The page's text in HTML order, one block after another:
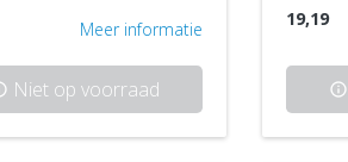
Meer informatie
Niet op voorraad
19,19
info